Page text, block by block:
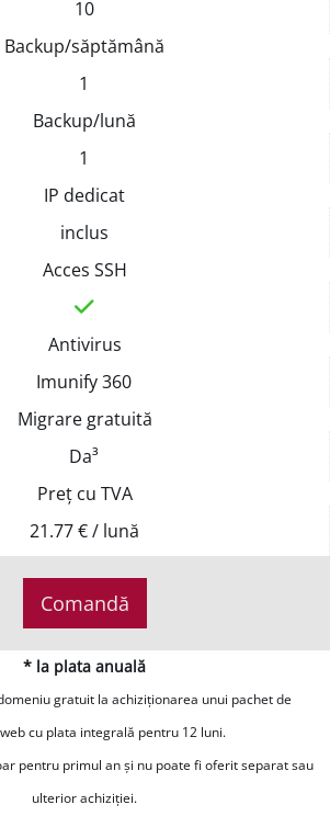
10
Backup/săptămână
1
Backup/lună
1
IP dedicat
inclus
Acces SSH
Antivirus
Imunify 360
Migrare gratuită
Da³
Preț cu TVA
21.77 € / lună
Comandă
* la plata anuală
gratuit la achiziționarea unui pachet de
cu plata integrală pentru 12 luni.
pentru primul an și nu poate fi oferit separat sau
ulterior achiziției.